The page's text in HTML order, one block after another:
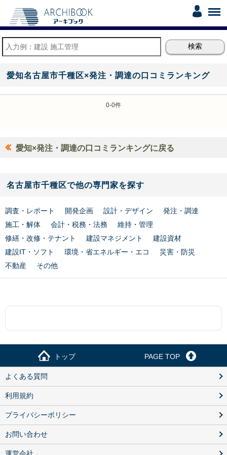
愛知名古屋市千種区×発注・調達の口コミランキング
0-0件
愛知×発注・調達の口コミランキングに戻る
名古屋市千種区で他の専門家を探す
調査・レポート 開発企画 設計・デザイン
発注・調達
施工・解体
会計・税務・法務
維持・管理
修繕・改修・テナント
建設マネジメント
建設資材
建設IT・ソフト
環境・省エネルギー・エコ
災害・防災
不動産
その他
トップ PAGE TOP
よくある質問
利用規約
プライバシーポリシー
お問い合わせ
運営会社